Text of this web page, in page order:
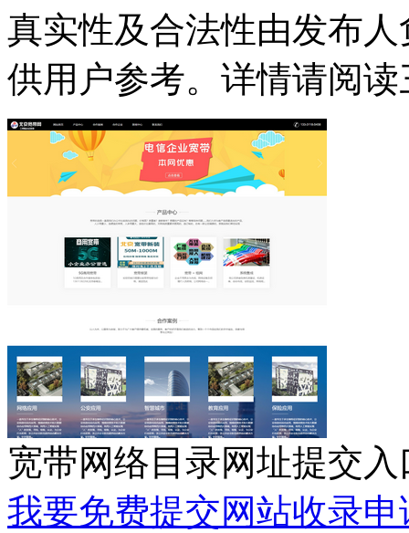
真实性及合法性由发布
供用户参考。详情请阅
宽带网络目录网址提交入
我要免费提交网站收录申